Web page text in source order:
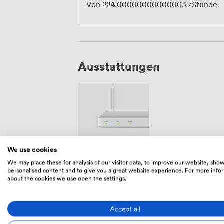
Von 224.00000000000003 /Stunde
Ausstattungen
Menü
We use cookies
We may place these for analysis of our visitor data, to improve our website,
personalised content and to give you a great website experience. For more
about the cookies we use open the settings.
Accept all